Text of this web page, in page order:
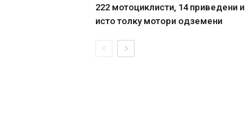
222 мотоциклисти, 14 приведени и
исто толку мотори одземени